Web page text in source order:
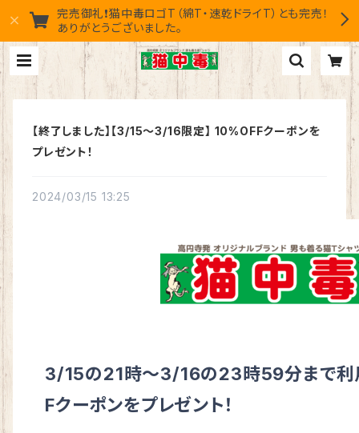
完売御礼❗猫中毒ロゴT（綿T・速乾ドライT）とも完売！
ありがとうございました。
【終了しました】【3/15〜3/16限定】 10%OFFクーポンを
プレゼント！
2024/03/15 13:25
3/15の21時〜3/16の23時59分まで利
Fクーポンをプレゼント！